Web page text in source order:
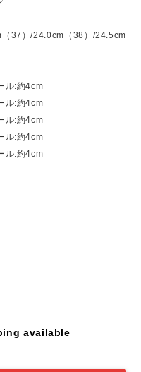
37）/24.0cm（38）/24.5cm
ル:約4cm
ル:約4cm
ル:約4cm
ル:約4cm
ル:約4cm
available